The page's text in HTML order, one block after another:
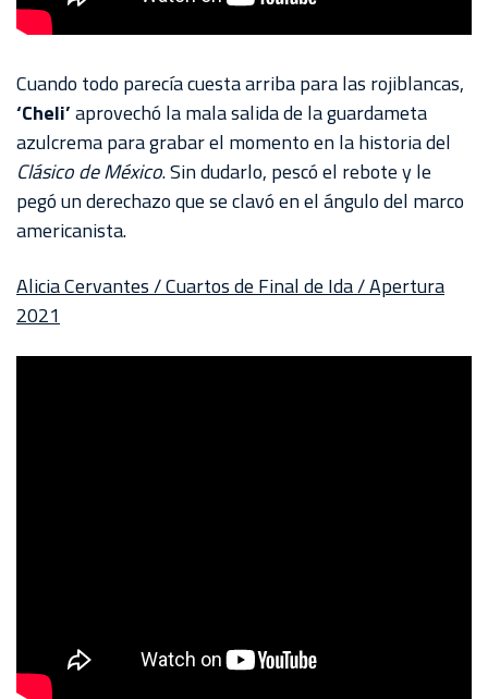
Cuando todo parecía cuesta arriba para las rojiblancas,
‘Cheli’aprovechó la mala salida de la guardameta
azulcrema para grabar el momento en la historia del
Clásico de México. Sin dudarlo, pescó el rebote y le
pegó un derechazo que se clavó en el ángulo del marco
americanista.
Alicia Cervantes / Cuartos de Final de Ida / Apertura
2021